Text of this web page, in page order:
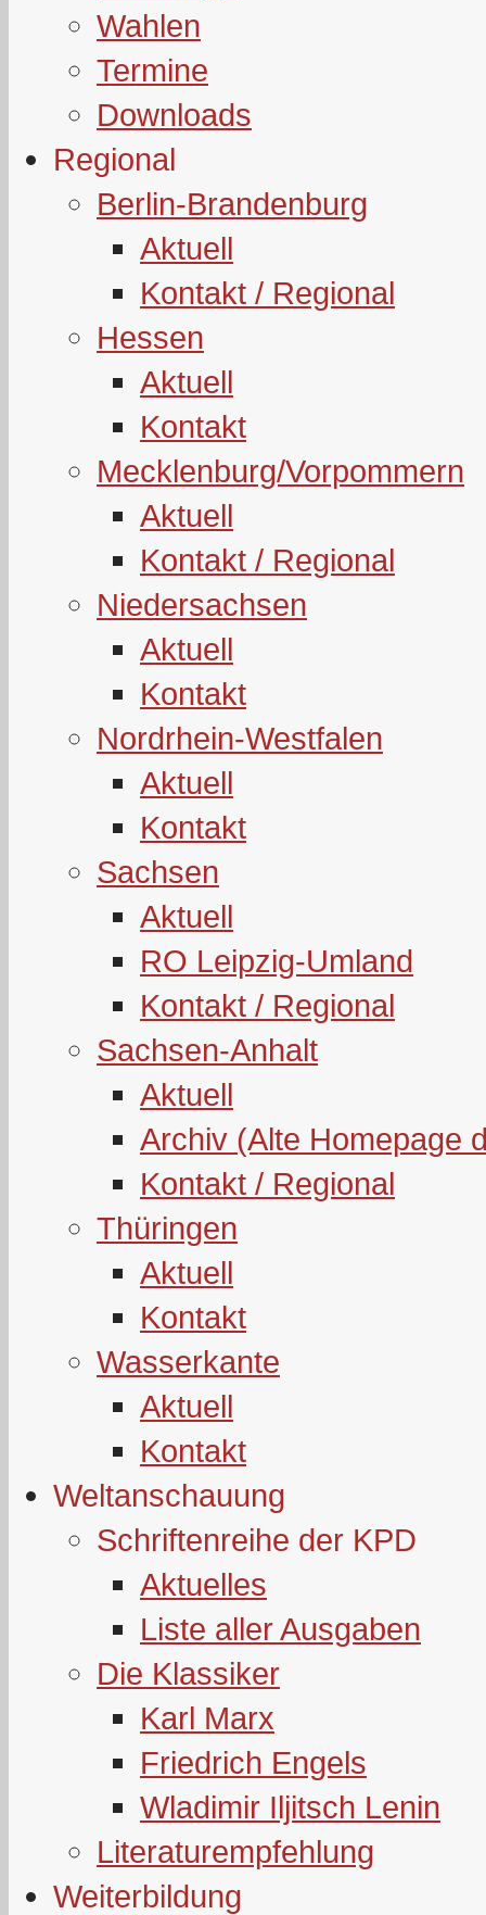
Wahlen
Termine
Downloads
Regional
Berlin-Brandenburg
Aktuell
Kontakt / Regional
Hessen
Aktuell
Kontakt
Mecklenburg/Vorpommern
Aktuell
Kontakt / Regional
Niedersachsen
Aktuell
Kontakt
Nordrhein-Westfalen
Aktuell
Kontakt
Sachsen
Aktuell
RO Leipzig-Umland
Kontakt / Regional
Sachsen-Anhalt
Aktuell
Archiv (Alte Homepage
Kontakt / Regional
Thüringen
Aktuell
Kontakt
Wasserkante
Aktuell
Kontakt
Weltanschauung
Schriftenreihe der KPD
Aktuelles
Liste aller Ausgaben
Die Klassiker
Karl Marx
Friedrich Engels
Wladimir Iljitsch Lenin
Literaturempfehlung
Weiterbildung